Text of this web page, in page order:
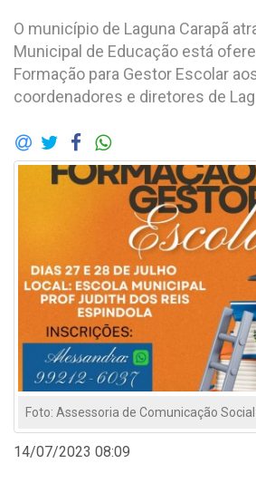
O município de Laguna Carapã
Municipal de Educação está
Formação para Gestor Escolar
coordenadores e diretores de
Foto: Assessoria de Comunicação Social
14/07/2023 08:09